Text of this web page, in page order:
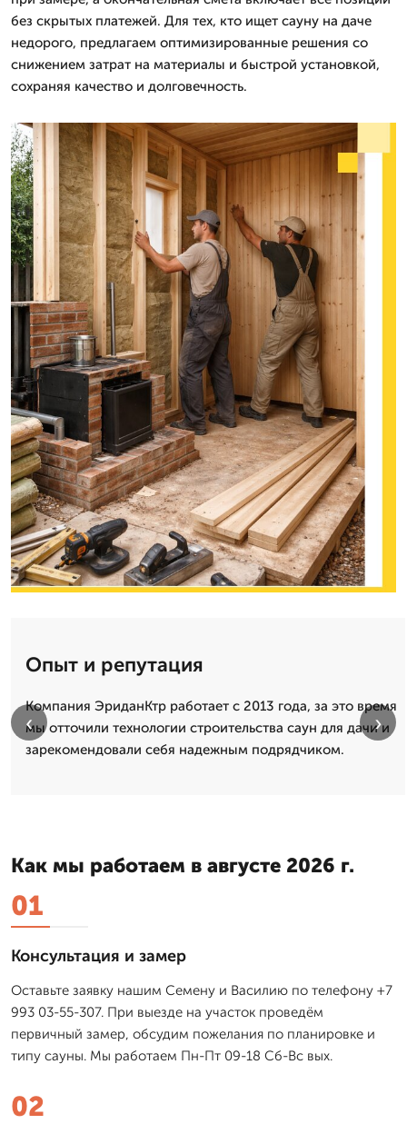
без скрытых платежей. Для тех, кто ищет сауну на даче
недорого, предлагаем оптимизированные решения со
снижением затрат на материалы и быстрой установкой,
сохраняя качество и долговечность.
Опыт и репутация
Компания ЭриданКтр работает с 2013 года, за это время
мы отточили технологии строительства саун для дачи и
зарекомендовали себя надежным подрядчиком.
‹ ›
Как мы работаем в августе 2026 г.
01
Консультация и замер
Оставьте заявку нашим Семену и Василию по телефону +7
993 03-55-307. При выезде на участок проведём
первичный замер, обсудим пожелания по планировке и
типу сауны. Мы работаем Пн-Пт 09-18 Сб-Вс вых.
02